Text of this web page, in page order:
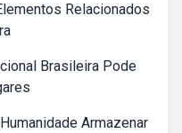
Relacionados
Brasileira Pode
Armazenar